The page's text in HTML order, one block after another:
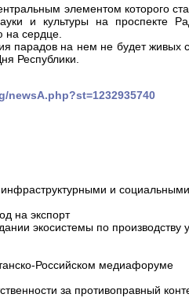
элементом которого
и культуры на проспекте
сердце.
парадов на нем не будет живых
Республики.
newsA.php?st=1232935740
и
на экспорт
экосистемы по производству
Российском медиафоруме
за противоправный